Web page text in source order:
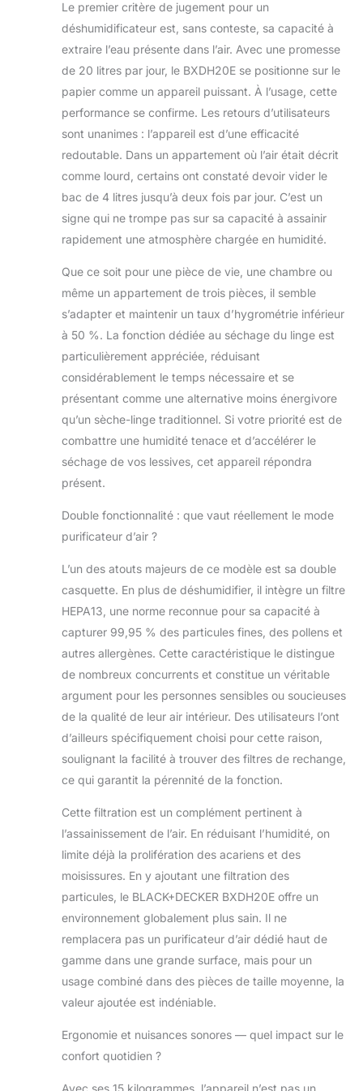
fonction sécurité enfant pour
vitesses de ventilation offrant un
flux d’air adapté. Niveau sonore
réduit de seulement 43 dB(A).
【RÉGLAGE DU TAUX
D’HUMIDITÉ】Choisissez le niveau
grâce au sélecteur intégré. Le
système maintient
automatiquement une atmosphère
équilibrée et agréable, en évitant
l’excès d’humidité. 【PRATIQUE ET
ÉCOLOGIQUE】Compact et
portable avec poignée et roues
amovibles lavables pour un
entretien simple. Utilise le gaz
réfrigérant écologique R290,
Le premier critère de jugement pour un
déshumidificateur est, sans conteste, sa capacité à
extraire l’eau présente dans l’air. Avec une promesse
de 20 litres par jour, le BXDH20E se positionne sur le
papier comme un appareil puissant. À l’usage, cette
performance se confirme. Les retours d’utilisateurs
sont unanimes : l’appareil est d’une efficacité
redoutable. Dans un appartement où l’air était décrit
comme lourd, certains ont constaté devoir vider le
bac de 4 litres jusqu’à deux fois par jour. C’est un
signe qui ne trompe pas sur sa capacité à assainir
rapidement une atmosphère chargée en humidité.
Que ce soit pour une pièce de vie, une chambre ou
même un appartement de trois pièces, il semble
s’adapter et maintenir un taux d’hygrométrie inférieur
à 50 %. La fonction dédiée au séchage du linge est
particulièrement appréciée, réduisant
considérablement le temps nécessaire et se
présentant comme une alternative moins énergivore
qu’un sèche-linge traditionnel. Si votre priorité est de
combattre une humidité tenace et d’accélérer le
séchage de vos lessives, cet appareil répondra
présent.
Double fonctionnalité : que vaut réellement le mode
purificateur d’air ?
L’un des atouts majeurs de ce modèle est sa double
casquette. En plus de déshumidifier, il intègre un filtre
HEPA13, une norme reconnue pour sa capacité à
capturer 99,95 % des particules fines, des pollens et
autres allergènes. Cette caractéristique le distingue
de nombreux concurrents et constitue un véritable
argument pour les personnes sensibles ou soucieuses
de la qualité de leur air intérieur. Des utilisateurs l’ont
d’ailleurs spécifiquement choisi pour cette raison,
soulignant la facilité à trouver des filtres de rechange,
ce qui garantit la pérennité de la fonction.
Cette filtration est un complément pertinent à
l’assainissement de l’air. En réduisant l’humidité, on
limite déjà la prolifération des acariens et des
moisissures. En y ajoutant une filtration des
particules, le BLACK+DECKER BXDH20E offre un
environnement globalement plus sain. Il ne
remplacera pas un purificateur d’air dédié haut de
gamme dans une grande surface, mais pour un
usage combiné dans des pièces de taille moyenne, la
valeur ajoutée est indéniable.
Ergonomie et nuisances sonores — quel impact sur le
confort quotidien ?